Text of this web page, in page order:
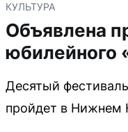
КУЛЬТУРА
Объявлена
юбилейного
Десятый
пройдет в Нижнем